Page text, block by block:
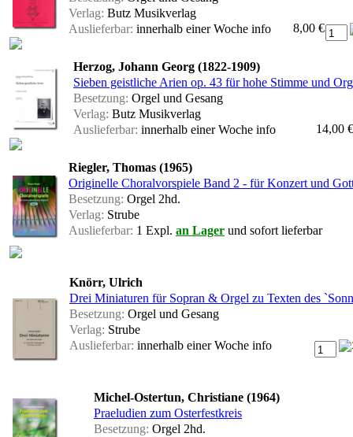
Verlag: Butz Musikverlag
Auslieferbar: innerhalb einer Woche info 8,00 €
Herzog, Johann Georg (1822-1909)
Sieben geistliche Arien op. 43 für hohe Stimme und
Besetzung: Orgel und Gesang
Verlag: Butz Musikverlag
Auslieferbar: innerhalb einer Woche info 14,00 €
Riegler, Thomas (1965)
Originelle Choralvorspiele Band 2 - für Konzert und
Besetzung: Orgel 2hd.
Verlag: Strube
Auslieferbar: 1 Expl. an Lager und sofort lieferbar
Knörr, Ulrich
Drei Miniaturen für Sopran & Orgel zu Texten des
Besetzung: Orgel und Gesang
Verlag: Strube
Auslieferbar: innerhalb einer Woche info
Michel-Ostertun, Christiane (1964)
Praeludien zum Osterfestkreis
Besetzung: Orgel 2hd.